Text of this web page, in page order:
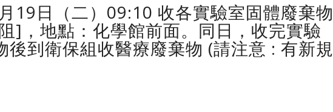
19日（二）09:10 收各實驗室固體廢棄物
]，地點：化學館前面。同日，收完實驗
後到衛保組收醫療廢棄物 (請注意 : 有新規